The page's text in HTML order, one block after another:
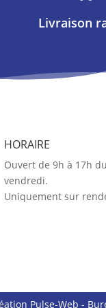
Livraison
HORAIRE
Ouvert de 9h à 17h
vendredi.
Uniquement sur
Pulse-Web -